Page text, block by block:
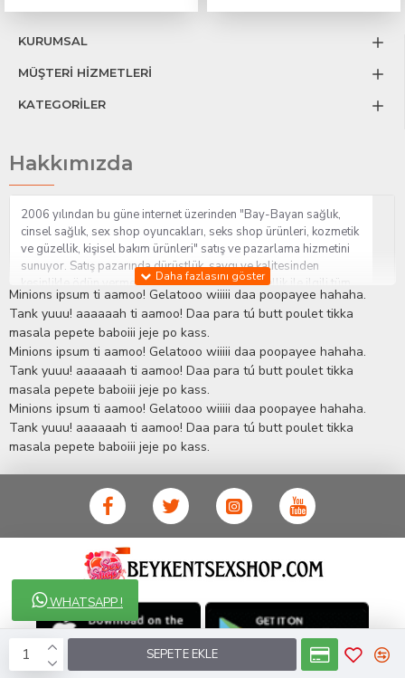
SEPETE EKLE
WHATSAPP !
KURUMSAL
MÜŞTERİ HİZMETLERİ
KATEGORİLER
Hakkımızda
2006 yılından bu güne internet üzerinden "Bay-Bayan sağlık,
cinsel sağlık, sex shop oyuncakları, seks shop ürünleri, kozmetik
ve güzellik, kişisel bakım ürünleri" satış ve pazarlama hizmetini
sunuyor. Satış pazarında dürüstlük, saygı ve kalitesinden
kesinlikle ödün vermeden hizmet sağlık ve güzellik ile ilgili tüm
sorularınıza anında cevap verebilen Yetkin ve uzman kadrosu ile
ihtiyaçlarınızı en uygun fiyat ve taksit seçenekleriyle karşılıyor.
İstanbul beylikdüzü Erotik Shop sitemizde insan odaklı çalışma
stratejimiz ile müşterilerimizin yaşamlarında mutlu, sağlıklı ve
bakımlı olmaları için onlara sağlık ve güzellik danışmanlığı
sağlıyoruz.Sex ShopAlışveriş sitemiz Erotik Shop sektöründeki
gelişmeleri ve yenilikleri çok yakından takip etmesi, yaklaşık
5000'e yakın geniş ürün yelpazesi ile Türkiye'de bu sektörde
kendi alanımızda en geniş ürün gurubuna sahip ender
mağazalardan biri olması, müşteri memnuniyetini her zaman ön
planda tutan yaklaşımcı ve yenilikçi servislerin geliştirilmesi
konusundaki becerileri ile kendisine Cinsel Ürün hayatında lider
ve kalıcı bir yer edinmiştir.
Minions ipsum ti aamoo! Gelatooo wiiiii daa poopayee hahaha.
Tank yuuu! aaaaaah ti aamoo! Daa para tú butt poulet tikka
masala pepete baboiii jeje po kass.
Minions ipsum ti aamoo! Gelatooo wiiiii daa poopayee hahaha.
Tank yuuu! aaaaaah ti aamoo! Daa para tú butt poulet tikka
masala pepete baboiii jeje po kass.
Minions ipsum ti aamoo! Gelatooo wiiiii daa poopayee hahaha.
Tank yuuu! aaaaaah ti aamoo! Daa para tú butt poulet tikka
masala pepete baboiii jeje po kass.